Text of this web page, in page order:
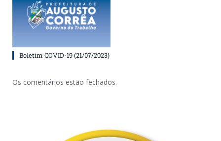
Boletim COVID-19 (21/07/2023)
Os comentários estão fechados.